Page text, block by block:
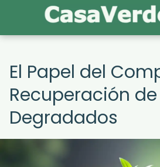
El Papel del
Recuperación
Degradados